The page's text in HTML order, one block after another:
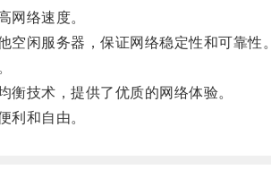
络速度。
闲服务器，保证网络稳定性和可靠性。
技术，提供了优质的网络体验。
和自由。